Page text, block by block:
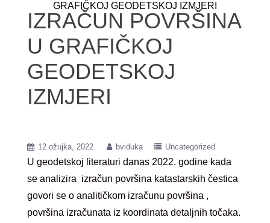
GRAFIČKOJ GEODETSKOJ IZMJERI
IZRAČUN POVRŠINA
U GRAFIČKOJ
GEODETSKOJ
IZMJERI
12 ožujka, 2022 bviduka Uncategorized
U geodetskoj literaturi danas 2022. godine kada
se analizira izračun površina katastarskih čestica
govori se o analitičkom izračunu površina ,
površina izračunata iz koordinata detaljnih točaka.